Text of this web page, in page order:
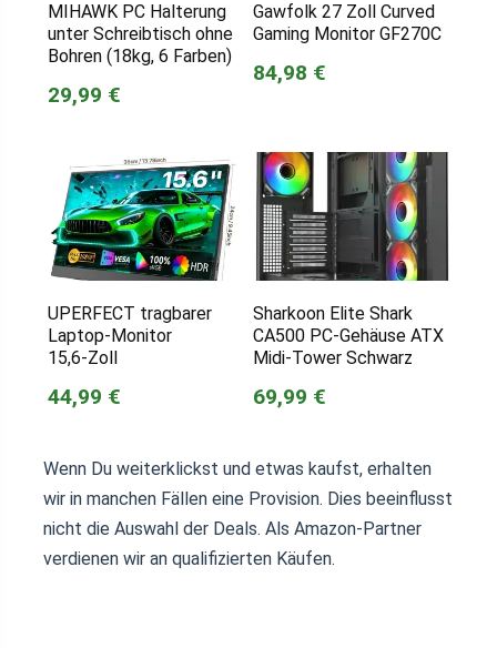
MIHAWK PC Halterung
unter Schreibtisch ohne
Bohren (18kg, 6 Farben)
29,99 €
Gawfolk 27 Zoll Curved
Gaming Monitor GF270C
84,98 €
UPERFECT tragbarer
Laptop-Monitor
15,6‑Zoll
44,99 €
Sharkoon Elite Shark
CA500 PC-Gehäuse ATX
Midi-Tower Schwarz
69,99 €
Wenn Du weiterklickst und etwas kaufst, erhalten
wir in manchen Fällen eine Provision. Dies beeinflusst
nicht die Auswahl der Deals. Als Amazon-Partner
verdienen wir an qualifizierten Käufen.